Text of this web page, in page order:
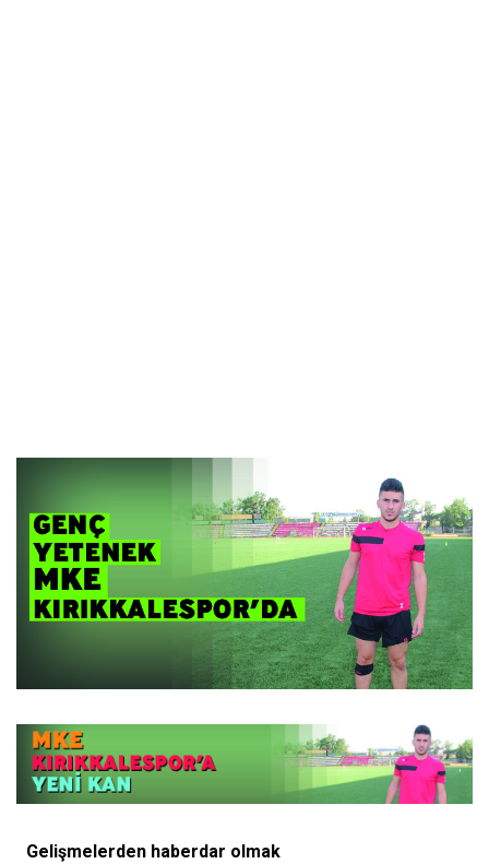
Gelişmelerden haberdar olmak